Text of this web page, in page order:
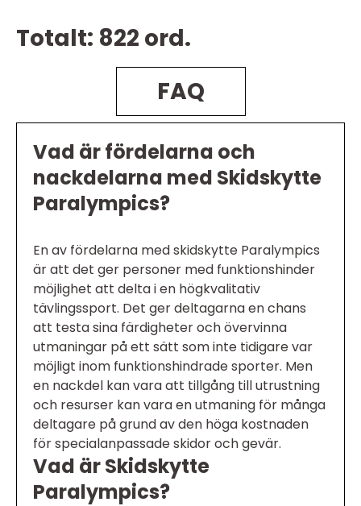
Totalt: 822 ord.
FAQ
Vad är fördelarna och
nackdelarna med Skidskytte
Paralympics?
En av fördelarna med skidskytte Paralympics
är att det ger personer med funktionshinder
möjlighet att delta i en högkvalitativ
tävlingssport. Det ger deltagarna en chans
att testa sina färdigheter och övervinna
utmaningar på ett sätt som inte tidigare var
möjligt inom funktionshindrade sporter. Men
en nackdel kan vara att tillgång till utrustning
och resurser kan vara en utmaning för många
deltagare på grund av den höga kostnaden
för specialanpassade skidor och gevär.
Vad är Skidskytte
Paralympics?